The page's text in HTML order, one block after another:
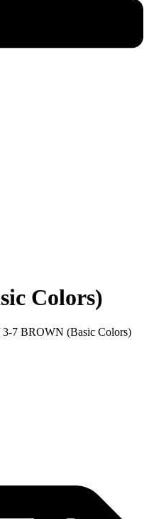
Colors)
3-7 BROWN (Basic Colors)